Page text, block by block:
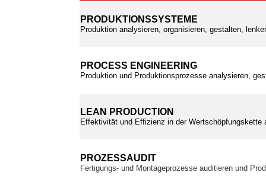
PRODUKTIONSSYSTEME
Produktion analysieren, organisieren, gestalten,
PROCESS ENGINEERING
Produktion und Produktionsprozesse analysieren,
LEAN PRODUCTION
Effektivität und Effizienz in der Wertschöpfungskette
PROZESSAUDIT
Fertigungs- und Montageprozesse auditieren und